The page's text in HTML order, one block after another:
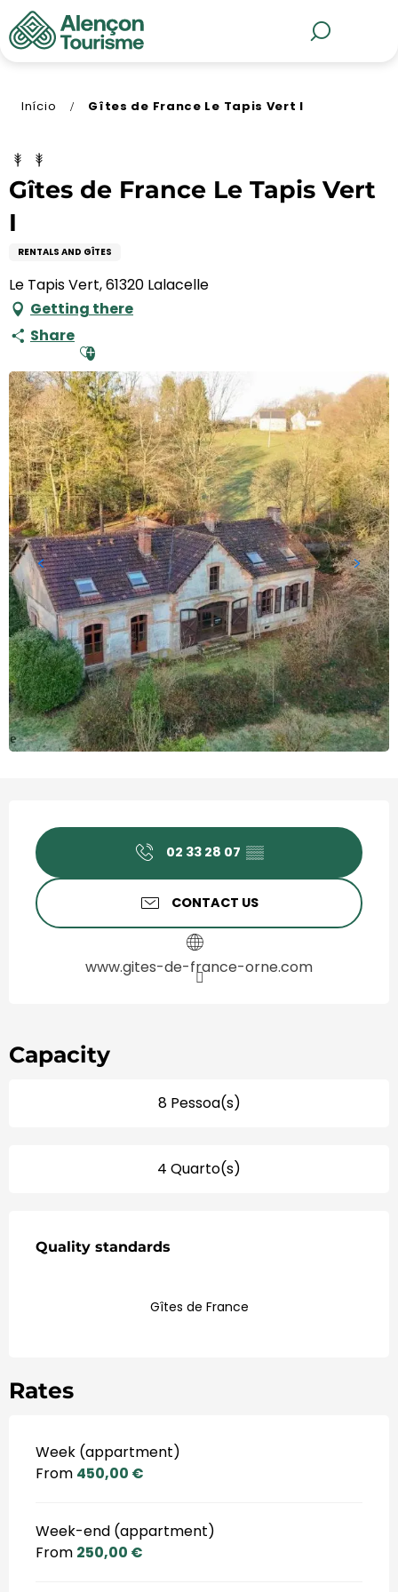
Aller
au
contenu
Início Gîtes de France Le Tapis Vert I
Gîtes de France Le Tapis Vert
I
RENTALS AND GÎTES
Le Tapis Vert, 61320 Lalacelle
Getting there
Share Ajouter aux favoris
Horário e contactos
02 33 28 07 ▒▒
CONTACT US
www.gites-de-france-orne.com
Capacity
8 Pessoa(s)
4 Quarto(s)
Quality standards
Quality standards
Gîtes de France
Rates
Week (appartment)
From 450,00 €
Week-end (appartment)
From 250,00 €